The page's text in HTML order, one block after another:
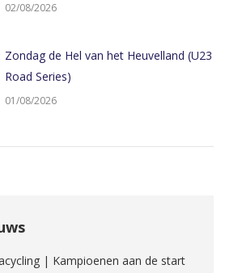
02/08/2026
Zondag de Hel van het Heuvelland (U23
Road Series)
01/08/2026
| Kampioenen aan de start